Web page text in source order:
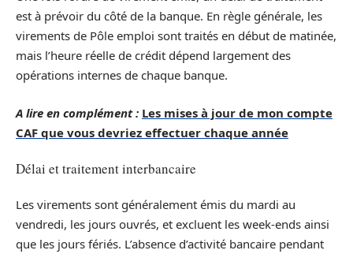
est à prévoir du côté de la banque. En règle générale, les
virements de Pôle emploi sont traités en début de matinée,
mais l’heure réelle de crédit dépend largement des
opérations internes de chaque banque.
A lire en complément : Les mises à jour de mon compte
CAF que vous devriez effectuer chaque année
Délai et traitement interbancaire
Les virements sont généralement émis du mardi au
vendredi, les jours ouvrés, et excluent les week-ends ainsi
que les jours fériés. L’absence d’activité bancaire pendant